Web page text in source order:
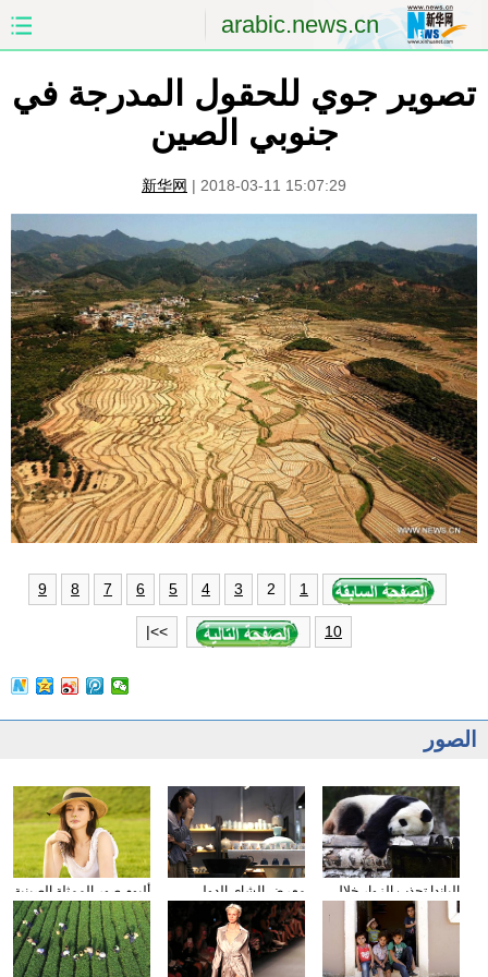
arabic.news.cn
الشرق الأوسط
الاقتصاد الصين والعالم العربي
العلوم والصحة الثقافة والتعليم
الرياضة السياحة والبيئة
مؤتمر صحفى للخارجية الصور
تصوير جوي للحقول المدرجة في
جنوبي الصين
新华网 | 2018-03-11 15:07:29
1
2
3
4
5
6
7
8
9
10
>>|
الصور
ألبوم صور الممثلة الصينية
شيونغ ناى جين
معرض الشاى الدولى
يقام فى مدينة داليان
الباندا تجذب الزوار خلال
عطلة العيد الوطني
الصيني